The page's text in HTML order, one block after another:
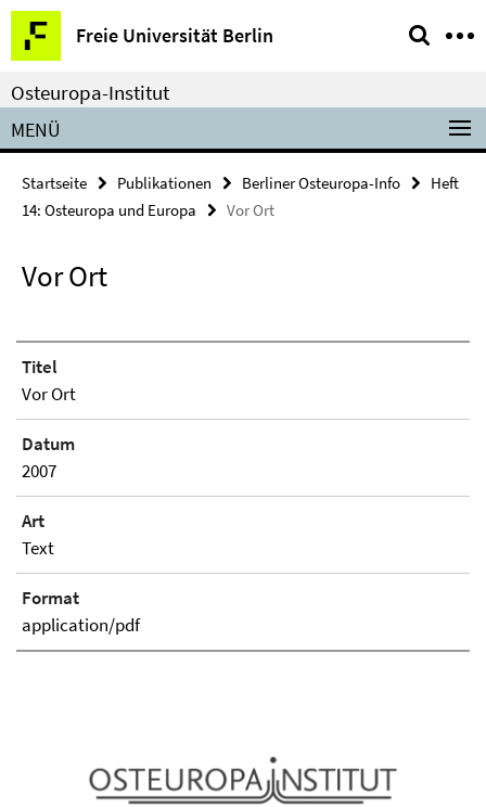
Springe
direkt
zu
Inhalt
Freie Universität Berlin
Service-
Navigation
Osteuropa-Institut
MENÜ
Startseite Publikationen Berliner Osteuropa-Info
Heft
14: Osteuropa und Europa
Vor Ort
Vor Ort
Titel
Vor Ort
Datum
2007
Art
Text
Format
application/pdf